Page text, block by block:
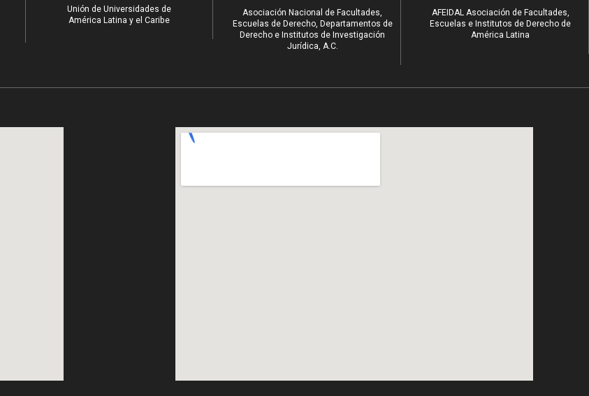
Unión de Universidades de
América Latina y el Caribe
Asociación Nacional de Facultades,
Escuelas de Derecho, Departamentos de
Derecho e Institutos de Investigación
Jurídica, A.C.
AFEIDAL Asociación de Facultades,
Escuelas e Institutos de Derecho de
América Latina